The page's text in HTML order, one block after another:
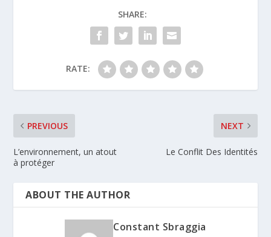
SHARE:
RATE:
PREVIOUS
L’environnement, un atout
à protéger
NEXT
Le Conflit Des Identités
ABOUT THE AUTHOR
Constant Sbraggia